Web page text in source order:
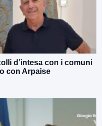
d’intesa con i comuni
con Arpaise